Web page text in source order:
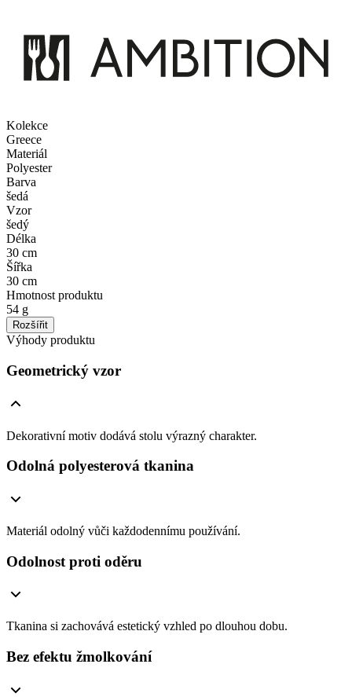
Kolekce
Greece
Materiál
Polyester
Barva
šedá
Vzor
šedý
Délka
30 cm
Šířka
30 cm
Hmotnost produktu
54 g
Rozšířit
Výhody produktu
Geometrický vzor
Dekorativní motiv dodává stolu výrazný charakter.
Odolná polyesterová tkanina
Materiál odolný vůči každodennímu používání.
Odolnost proti oděru
Tkanina si zachovává estetický vzhled po dlouhou dobu.
Bez efektu žmolkování